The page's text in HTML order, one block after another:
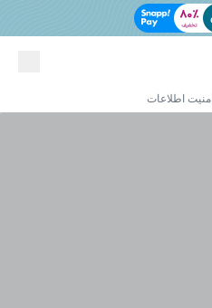
امنیت اطلاعات